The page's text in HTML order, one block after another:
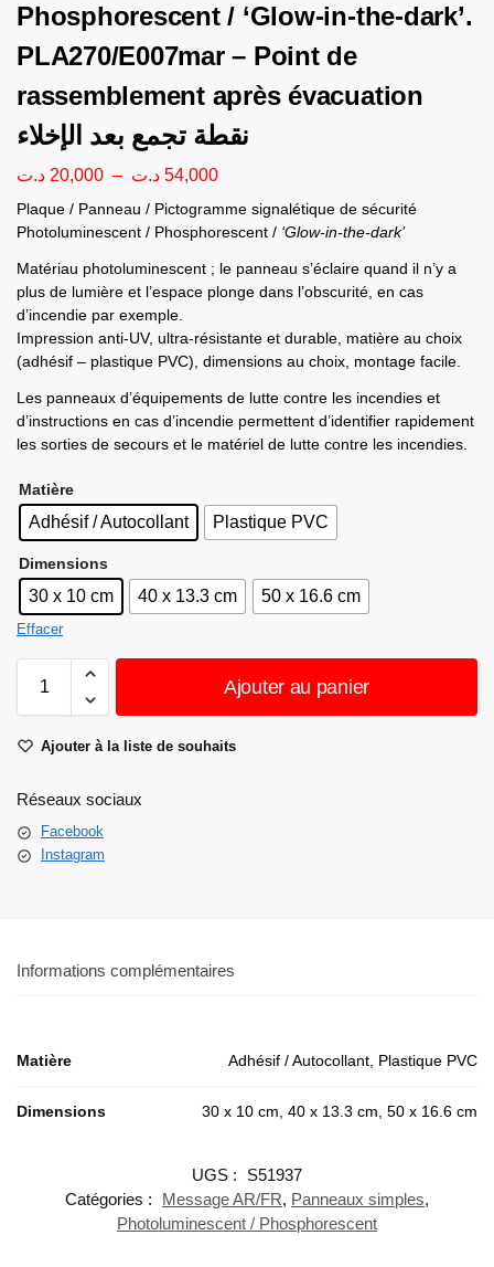
Phosphorescent / ‘Glow-in-the-dark’.
PLA270/E007mar – Point de
rassemblement après évacuation
نقطة تجمع بعد الإخلاء
20,000 د.ت – 54,000 د.ت
Plaque / Panneau / Pictogramme signalétique de sécurité
Photoluminescent / Phosphorescent / ‘Glow-in-the-dark’
Matériau photoluminescent ; le panneau s’éclaire quand il n’y a
plus de lumière et l’espace plonge dans l’obscurité, en cas
d’incendie par exemple.
Impression anti-UV, ultra-résistante et durable, matière au choix
(adhésif – plastique PVC), dimensions au choix, montage facile.
Les panneaux d’équipements de lutte contre les incendies et
d’instructions en cas d’incendie permettent d’identifier rapidement
les sorties de secours et le matériel de lutte contre les incendies.
Matière
Adhésif / Autocollant Plastique PVC
Dimensions
30 x 10 cm 40 x 13.3 cm 50 x 16.6 cm
Effacer
Ajouter au panier
Ajouter à la liste de souhaits
Réseaux sociaux
Facebook
Instagram
Informations complémentaires
Matière Adhésif / Autocollant, Plastique PVC
Dimensions 30 x 10 cm, 40 x 13.3 cm, 50 x 16.6 cm
UGS :
S51937
Catégories :
Message AR/FR, Panneaux simples,
Photoluminescent / Phosphorescent